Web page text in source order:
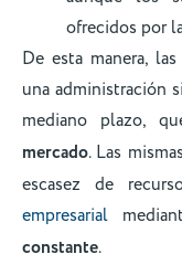
ofrecidos por
De esta manera,
una administración
mediano plazo,
mercado. Las
escasez de
empresarial
constante.